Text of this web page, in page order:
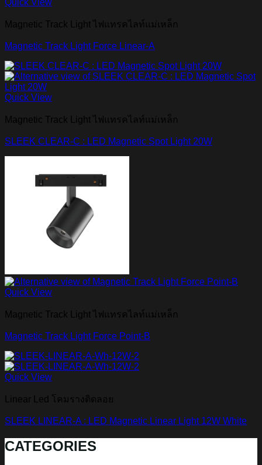
Quick View
Magnetic Track Light ไฟแทรคไลท์แม่เหล็ก
Magnetic Track Light Force Linear-A
Quick View
Magnetic Track Light ไฟแทรคไลท์แม่เหล็ก
SLEEK CLEAR-C : LED Magnetic Spot Light 20W
Quick View
Magnetic Track Light ไฟแทรคไลท์แม่เหล็ก
Magnetic Track Light Force Point-B
Quick View
Linear Led โคมรางติดลอย
SLEEK LINEAR-A : LED Magnetic Linear Light 12W White
CATEGORIES